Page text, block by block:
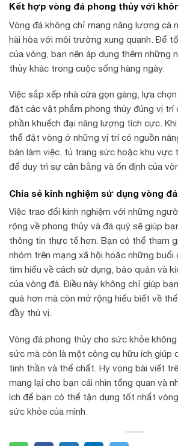
Kết hợp vòng đá phong thủy với
Vòng đá không chỉ mang năng lượng cá
hài hòa với môi trường xung quanh. Để
của vòng, bạn nên áp dụng thêm những
thủy khác trong cuộc sống hàng ngày.
Việc sắp xếp nhà cửa gọn gàng, lựa
đặt các vật phẩm phong thủy đúng vị trí
phần khuếch đại năng lượng tích cực.
thể đặt vòng ở những vị trí có nguồn
bàn làm việc, tủ trang sức hoặc khu vực
để duy trì sự cân bằng và ổn định của
Chia sẻ kinh nghiệm sử dụng vòng đá
Việc trao đổi kinh nghiệm với những
rộng về phong thủy và đá quý sẽ giúp
thông tin thực tế hơn. Bạn có thể tham
nhóm trên mạng xã hội hoặc những
tìm hiểu về cách sử dụng, bảo quản và
của vòng đá. Điều này không chỉ giúp
quả hơn mà còn mở rộng hiểu biết về
đầy thú vị.
Vòng đá phong thủy cho sức khỏe
sức mà còn là một công cụ hữu ích giúp
tinh thần và thể chất. Hy vọng bài viết
mang lại cho bạn cái nhìn tổng quan và
ích để bạn có thể tận dụng tốt nhất
sức khỏe của mình.